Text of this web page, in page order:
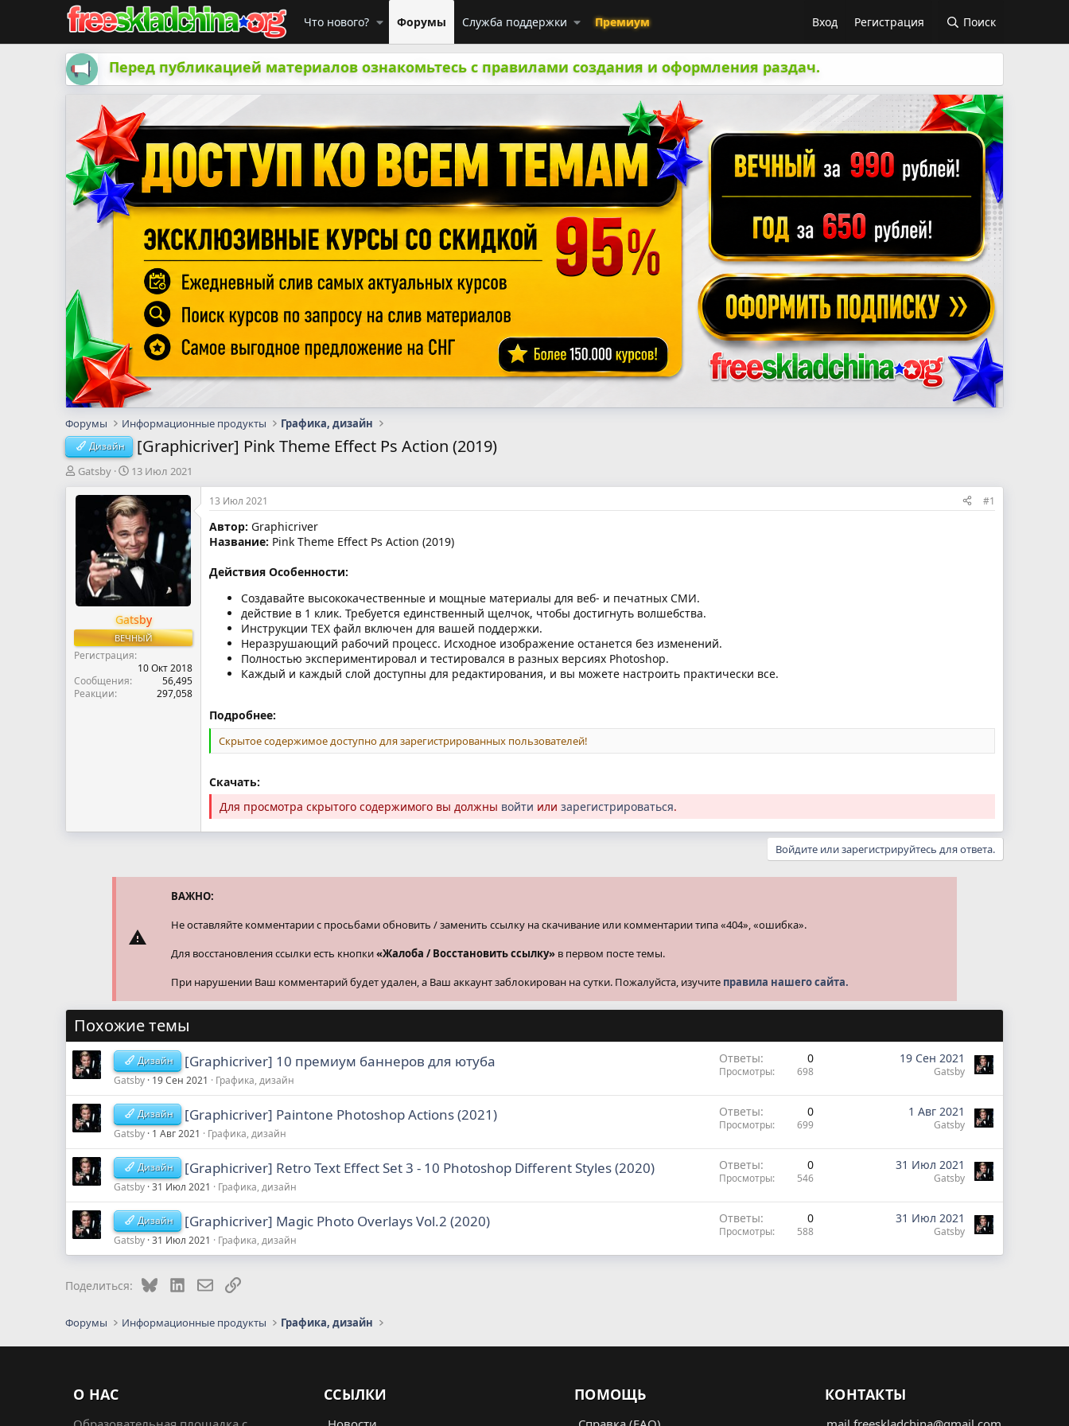
Что нового? Форумы Служба поддержки Премиум Вход Регистрация Поиск
Перед публикацией материалов ознакомьтесь с правилами создания и оформления раздач.
Форумы Информационные продукты Графика, дизайн
Дизайн [Graphicriver] Pink Theme Effect Ps Action (2019)
А
т
м
ы
Gatsby
Д
т
а
н
а
ч
а
л
13 Июл 2021
Gatsby
ВЕЧНЫЙ
Регистрация
10 Окт 2018
Сообщения
56,495
Реакции
297,058
13 Июл 2021 #1
Автор: Graphicriver
Название: Pink Theme Effect Ps Action (2019)
Действия Особенности:
Создавайте высококачественные и мощные материалы для веб- и печатных СМИ.
действие в 1 клик. Требуется единственный щелчок, чтобы достигнуть волшебства.
Инструкции TEX файл включен для вашей поддержки.
Неразрушающий рабочий процесс. Исходное изображение останется без изменений.
Полностью экспериментировал и тестировался в разных версиях Photoshop.
Каждый и каждый слой доступны для редактирования, и вы можете настроить практически все.
Подробнее:
Скрытое содержимое доступно для зарегистрированных пользователей!
Скачать:
Для просмотра скрытого содержимого вы должны войти или зарегистрироваться.
Войдите или зарегистрируйтесь для ответа.
ВАЖНО:
Не оставляйте комментарии с просьбами обновить / заменить ссылку на скачивание или комментарии типа «404», «ошибка».
Для восстановления ссылки есть кнопки«Жалоба / Восстановить ссылку» в первом посте темы.
При нарушении Ваш комментарий будет удален, а Ваш аккаунт заблокирован на сутки. Пожалуйста, изучите правила нашего сайта.
Похожие темы
Дизайн [Graphicriver] 10 премиум баннеров для ютуба
Gatsby 19 Сен 2021 Графика, дизайн
Ответы 0
Просмотры 698
19 Сен 2021
Gatsby
Дизайн [Graphicriver] Paintone Photoshop Actions (2021)
Gatsby 1 Авг 2021 Графика, дизайн
Ответы 0
Просмотры 699
1 Авг 2021
Gatsby
Дизайн [Graphicriver] Retro Text Effect Set 3 - 10 Photoshop Different Styles (2020)
Gatsby 31 Июл 2021 Графика, дизайн
Ответы 0
Просмотры 546
31 Июл 2021
Gatsby
Дизайн [Graphicriver] Magic Photo Overlays Vol.2 (2020)
Gatsby 31 Июл 2021 Графика, дизайн
Ответы 0
Просмотры 588
31 Июл 2021
Gatsby
Поделиться: BlueskyLinkedInЭлектронная почта
Ссылка
Форумы Информационные продукты Графика, дизайн
О НАС ССЫЛКИ ПОМОЩЬ КОНТАКТЫ